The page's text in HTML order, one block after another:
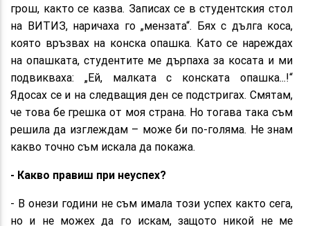
грош, както се казва. Записах се в студентския стол
на ВИТИЗ, наричаха го „мензата“. Бях с дълга коса,
която връзвах на конска опашка. Като се нареждах
на опашката, студентите ме дърпаха за косата и ми
подвикваха: „Ей, малката с конската опашка...!“
Ядосах се и на следващия ден се подстригах. Смятам,
че това бе грешка от моя страна. Но тогава така съм
решила да изглеждам – може би по-голяма. Не знам
какво точно съм искала да покажа.
- Какво правиш при неуспех?
- В онези години не съм имала този успех както сега,
но и не можех да го искам, защото никой не ме